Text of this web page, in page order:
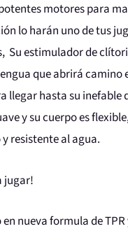
motores para
lo harán uno de tus
Su estimulador de
que abrirá camino
llegar hasta su inefable
y su cuerpo es
resistente al agua.
jugar!
nueva formula de TPR